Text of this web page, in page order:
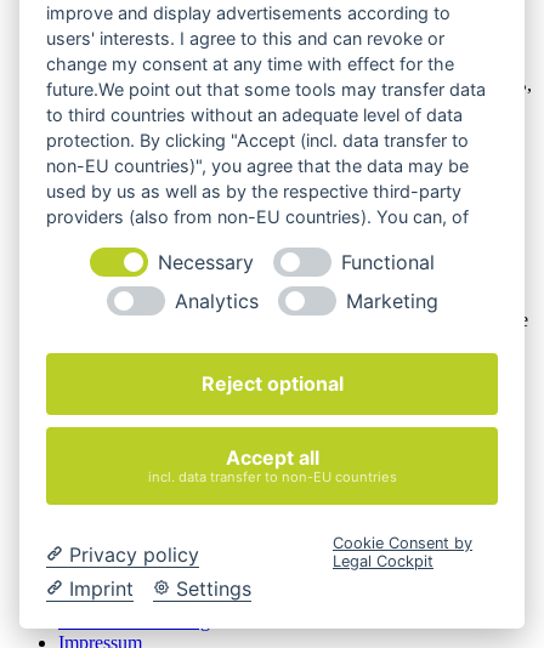
Wir verkaufen online ausschließlich an Unternehmer
Unsere Angebote richten sich nur an Unternehmer,§14 BGB,
also an natürliche oder juristische Personen oder rechtsfähige
Personengesellschaften, die bei Abschluss eines
Rechtsgeschäfts in Ausübung ihrer gewerblichen oder
selbständigen beruflichen Tätigkeit handeln. Wir schließen
keine Verträge mit Verbrauchern,§ 13 BGB.
Die Produktbilder der Artikel zeigen Beispiele, die in der
Ausstattung, Farbe oder Konfiguration von der
Artikelbeschreibung abweichen können. Maßgeblich sind die
Angebot. Gerne konfigurieren wir das ausgewählte Produkt
genau nach Ihren Vorstellungen.
Cookie-Einstellungen ändern
FAQ
Versandarten
Zahlungsarten
AGB
Impressum
improve and display advertisements according to
users' interests. I agree to this and can revoke or
change my consent at any time with effect for the
future.We point out that some tools may transfer data
to third countries without an adequate level of data
protection. By clicking "Accept (incl. data transfer to
non-EU countries)", you agree that the data may be
used by us as well as by the respective third-party
providers (also from non-EU countries). You can, of
Necessary
Functional
Analytics
Marketing
Reject optional
Accept all
incl. data transfer to non-EU countries
Privacy policy
Imprint
Settings
Cookie Consent by
Legal Cockpit